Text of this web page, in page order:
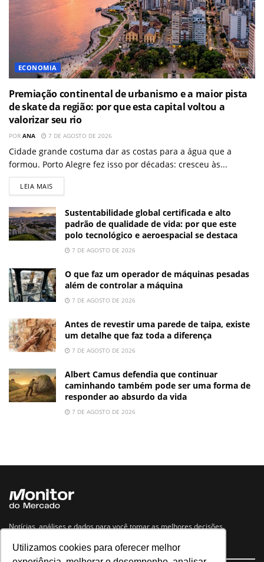
Utilizamos cookies para oferecer melhor
ECONOMIA
Premiação continental de urbanismo e a maior pista
de skate da região: por que esta capital voltou a
valorizar seu rio
POR ANA 7 DE AGOSTO DE 2026
Cidade grande costuma dar as costas para a água que a
formou. Porto Alegre fez isso por décadas: cresceu às...
LEIA MAIS
Sustentabilidade global certificada e alto
padrão de qualidade de vida: por que este
polo tecnológico e aeroespacial se destaca
7 DE AGOSTO DE 2026
O que faz um operador de máquinas pesadas
além de controlar a máquina
7 DE AGOSTO DE 2026
Antes de revestir uma parede de taipa, existe
um detalhe que faz toda a diferença
7 DE AGOSTO DE 2026
Albert Camus defendia que continuar
caminhando também pode ser uma forma de
responder ao absurdo da vida
7 DE AGOSTO DE 2026
Notícias, análises e dados para você tomar as melhores decisões.
Navegue no site